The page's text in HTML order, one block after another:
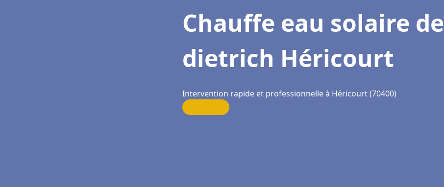
Chauffe eau solaire de
dietrich Héricourt
Intervention rapide et professionnelle à Héricourt (70400)